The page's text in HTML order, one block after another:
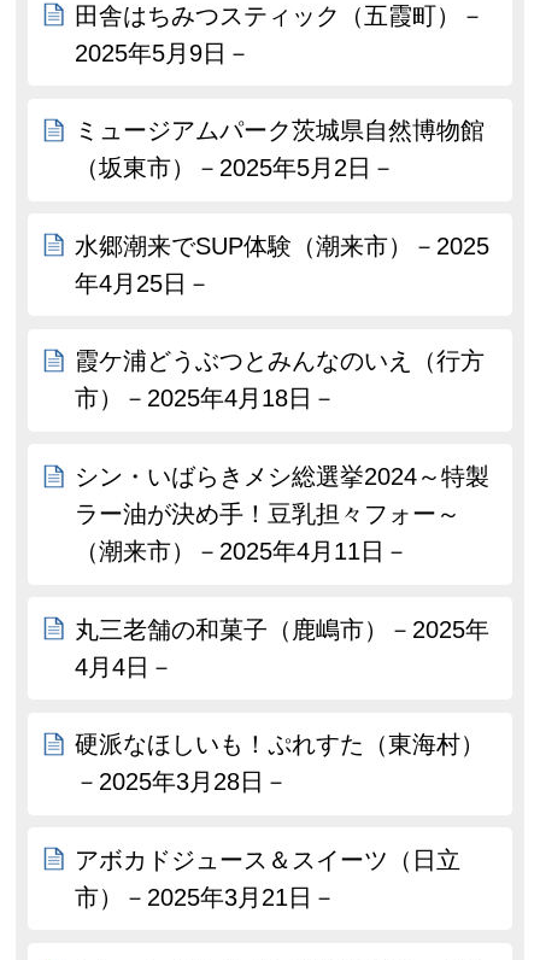
田舎はちみつスティック（五霞町）－
2025年5月9日－
ミュージアムパーク茨城県自然博物館
（坂東市）－2025年5月2日－
水郷潮来でSUP体験（潮来市）－2025
年4月25日－
霞ケ浦どうぶつとみんなのいえ（行方
市）－2025年4月18日－
シン・いばらきメシ総選挙2024～特製
ラー油が決め手！豆乳担々フォー～
（潮来市）－2025年4月11日－
丸三老舗の和菓子（鹿嶋市）－2025年
4月4日－
硬派なほしいも！ぷれすた（東海村）
－2025年3月28日－
アボカドジュース＆スイーツ（日立
市）－2025年3月21日－